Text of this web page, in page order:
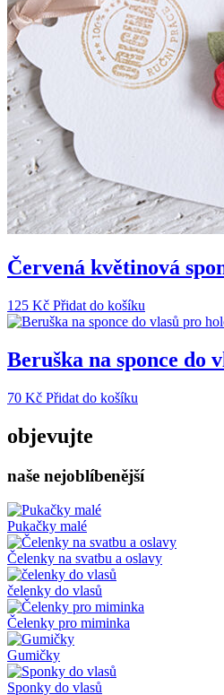
Červená květinová
125 Kč Přidat do košíku
Beruška na sponce do
70 Kč Přidat do košíku
objevujte
naše nejoblíbenější
Pukačky malé
Čelenky na svatbu a oslavy
čelenky do vlasů
Čelenky pro miminka
Gumičky
Sponky do vlasů